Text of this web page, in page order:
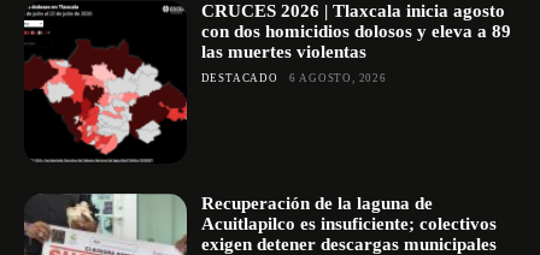
CRUCES 2026 | Tlaxcala inicia agosto
con dos homicidios dolosos y eleva a 89
las muertes violentas
DESTACADO 6 AGOSTO, 2026
Recuperación de la laguna de
Acuitlapilco es insuficiente; colectivos
exigen detener descargas municipales